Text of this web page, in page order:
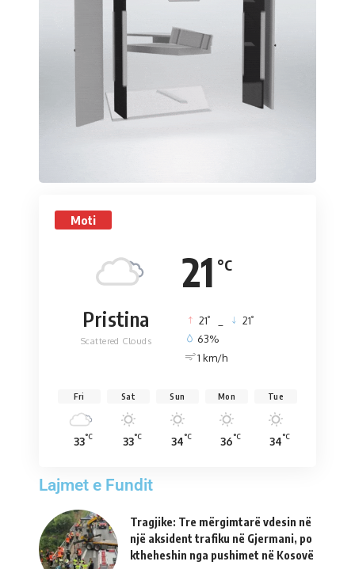
Moti
21 °C
Pristina
Scattered Clouds
21° 21°
63%
1 km/h
Fri
33°C
Sat
33°C
Sun
34°C
Mon
36°C
Tue
34°C
Lajmet e Fundit
Tragjike: Tre mërgimtarë vdesin në
një aksident trafiku në Gjermani, po
ktheheshin nga pushimet në Kosovë